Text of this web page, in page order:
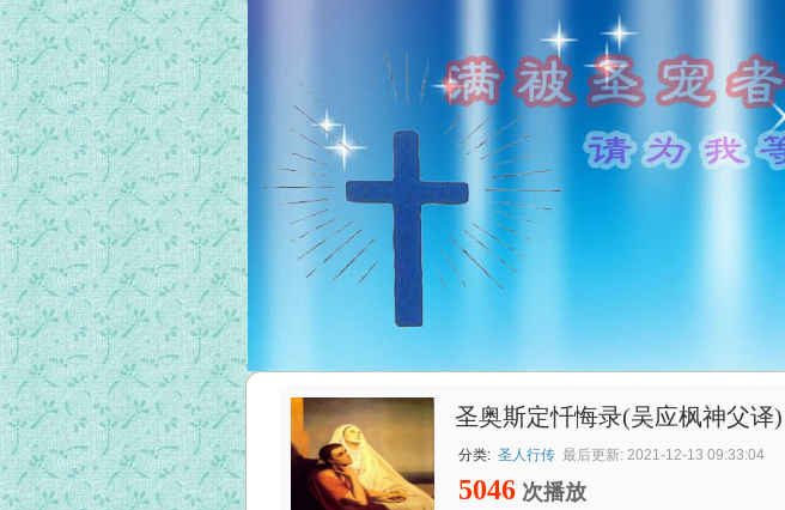
圣奥斯定忏悔录(吴应枫神父译)
分类: 圣人行传 最后更新: 2021-12-13 09:33:04
5046 次播放